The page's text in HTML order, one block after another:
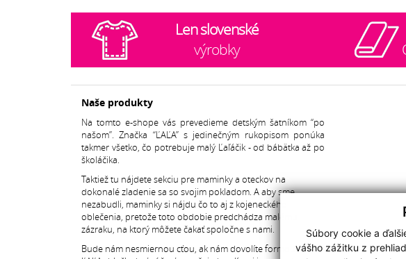
Súbory cookie a
vášho zážitku z
Len slovenské
výrobky
Naše produkty
Na tomto e-shope vás prevedieme detským šatníkom “po
našom”. Značka “ĽAĽA” s jedinečným rukopisom ponúka
takmer všetko, čo potrebuje malý Ľaľáčik - od bábätka až po
školáčika.
Taktiež tu nájdete sekciu pre maminky a oteckov na
dokonalé zladenie sa so svojim pokladom. A aby sme
nezabudli, maminky si nájdu čo to aj z kojeneckého
oblečenia, pretože toto obdobie predchádza malému
zázraku, na ktorý môžete čakať spoločne s nami.
Bude nám nesmiernou cťou, ak nám dovolíte formou